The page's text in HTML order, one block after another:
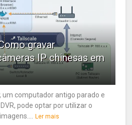
gravar
IP chinesas em
um computador antigo parado e
pode optar por utilizar o
Ler mais